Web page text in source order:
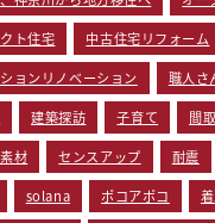
ト住宅 中古住宅リフォーム
ョンリノベーション 職人さ
建築探訪 子育て 間
材 センスアップ 耐震
solana ポコアポコ